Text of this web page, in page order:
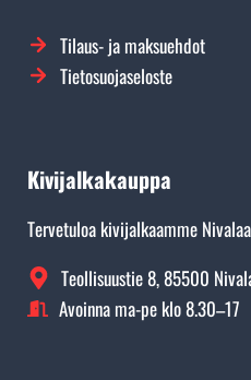
Tilaus- ja maksuehdot
Tietosuojaseloste
Kivijalkakauppa
Tervetuloa kivijalkaamme
Teollisuustie 8, 85500
Avoinna ma-pe klo 8.30–17